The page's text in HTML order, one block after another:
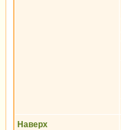
Наверх